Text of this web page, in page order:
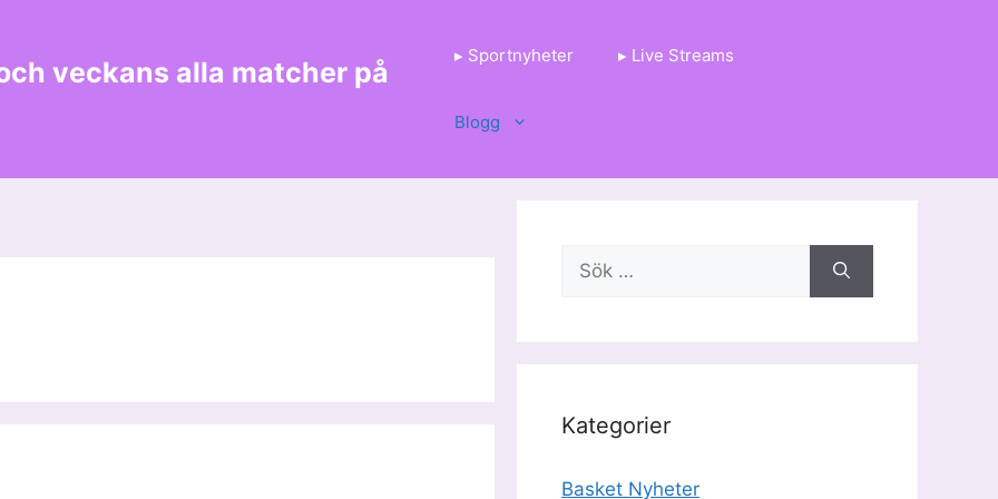
veckans alla matcher på
▸ Sportnyheter ▸ Live Streams
Blogg
Sök
efter:
Kategorier
Basket Nyheter